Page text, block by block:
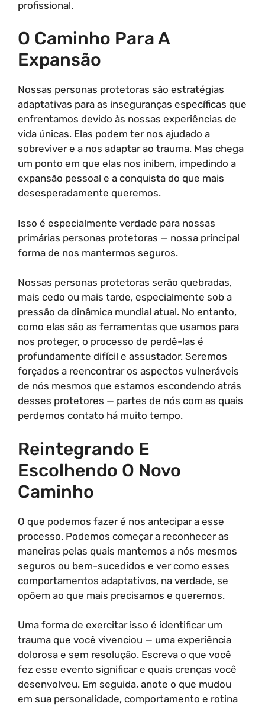
profissional.
O Caminho Para A
Expansão
Nossas personas protetoras são estratégias
adaptativas para as inseguranças específicas que
enfrentamos devido às nossas experiências de
vida únicas. Elas podem ter nos ajudado a
sobreviver e a nos adaptar ao trauma. Mas chega
um ponto em que elas nos inibem, impedindo a
expansão pessoal e a conquista do que mais
desesperadamente queremos.
Isso é especialmente verdade para nossas
primárias personas protetoras — nossa principal
forma de nos mantermos seguros.
Nossas personas protetoras serão quebradas,
mais cedo ou mais tarde, especialmente sob a
pressão da dinâmica mundial atual. No entanto,
como elas são as ferramentas que usamos para
nos proteger, o processo de perdê-las é
profundamente difícil e assustador. Seremos
forçados a reencontrar os aspectos vulneráveis
de nós mesmos que estamos escondendo atrás
desses protetores — partes de nós com as quais
perdemos contato há muito tempo.
Reintegrando E
Escolhendo O Novo
Caminho
O que podemos fazer é nos antecipar a esse
processo. Podemos começar a reconhecer as
maneiras pelas quais mantemos a nós mesmos
seguros ou bem-sucedidos e ver como esses
comportamentos adaptativos, na verdade, se
opõem ao que mais precisamos e queremos.
Uma forma de exercitar isso é identificar um
trauma que você vivenciou — uma experiência
dolorosa e sem resolução. Escreva o que você
fez esse evento significar e quais crenças você
desenvolveu. Em seguida, anote o que mudou
em sua personalidade, comportamento e rotina